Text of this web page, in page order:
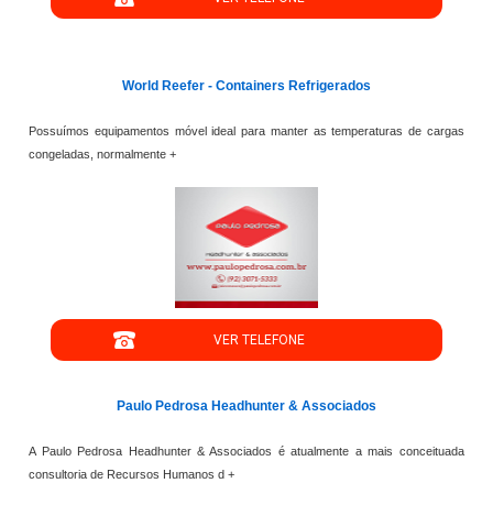
World Reefer - Containers Refrigerados
Possuímos equipamentos móvel ideal para manter as temperaturas de cargas
congeladas, normalmente +
VER TELEFONE
Paulo Pedrosa Headhunter & Associados
A Paulo Pedrosa Headhunter & Associados é atualmente a mais conceituada
consultoria de Recursos Humanos d +